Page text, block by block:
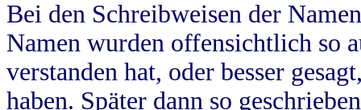
Bei den Schreibweisen der
Namen wurden offensichtlich so
verstanden hat, oder besser
haben. Später dann so